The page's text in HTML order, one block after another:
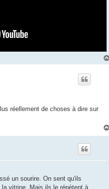
réellement de choses à dire sur
un sourire. On sent qu'ils
vitrine. Mais ils le répètent à